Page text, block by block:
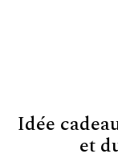
Idée
et